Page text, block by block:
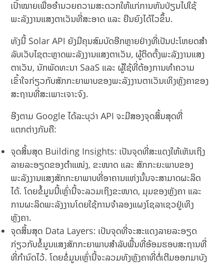
ເປົ້າໝາຍເພື່ອອຳນວຍຄວາມສະດວກໃຫ້ແກ່ການຫັນປ່ຽນໄປໃຊ້
ພະລັງງານແສງຕາເວັນທີ່ສະອາດ ແລະ ຍືນຍົງໄດ້ໄວຂຶ້ນ.
ທັງນີ້ Solar API ຍັງມີຄຸນສົມບັດອີກຫຼາຍຢ່າງທີ່ເປັນປະໂຫຍດສໍາ
ລັບເວັບໄຊຕະຫຼາດພະລັງງານແສງຕາເວັນ, ຜູ້ຕິດຕັ້ງພະລັງງານແສງ
ຕາເວັນ, ນັກພັດທະນາ SaaS ແລະ ຜູ້ໃຊ້ທີ່ຕ້ອງການທຳຄວາມ
ເຂົ້າໃຈກ່ຽວກັບສັກກະຍາພາບຂອງພະລັງງານຕາເວັນເທິງຫຼັງຄາຂອງ
ສະຖານທີ່ສະເພາະເຈາະຈົງ.
ອີງຕາມ Google ໄດ້ລະບຸວ່າ API ຈະມີສອງຈຸດສິ້ນສຸດທີ່
ແຕກຕ່າງກັນຄື:
ຈຸດສິ້ນສຸດ Building Insights: ເປັນຈຸດທີ່ສະແດງໃຫ້ເຫັນເຖິງ
ລາຍລະອຽດຂອງຕໍາແໜ່ງ, ຂະໜາດ ແລະ ສັກກະຍະພາບຂອງ
ພະລັງງານແສງສັກກະຍາພາບທີ່ອາຄານແຫ່ງນັ້ນຈະສາມາດຜະລິດ
ໄດ້. ໂດຍຂໍ້ມູນນີ້ເຫຼົ່ານີ້ຈະລວມເຖິງຂະໜາດ, ມຸມຂອງຫຼັງຄາ ແລະ
ການຜະລິດພະລັງງານໂດຍໃຊ້ການຈໍາລອງແຜງໂຊລາເຊວຢູ່ເທິງ
ຫຼັງຄາ.
ຈຸດສິ້ນສຸດ Data Layers: ເປັນຈຸດທີ່ຈະສະແດງລາຍລະອຽດ
ກ່ຽວກັບຂໍ້ມູນແສງສັກກະຍາພາບສໍາລັບພື້ນທີ່ອ້ອມຮອບສະຖານທີ່
ທີ່ກໍານົດໄວ້. ໂດຍຂໍ່ມູນເຫຼົ່ານີ້ຈະລວມທັງຫຼັງຄາທີ່ຕໍ່ເຕີມອອກມາບັງ